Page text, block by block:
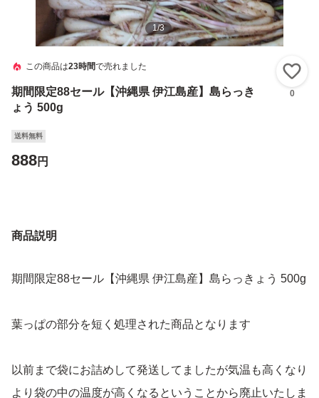
1/3
この商品は23時間で売れました
期間限定88セール【沖縄県 伊江島産】島らっき
ょう 500g
0
送料無料
888円
商品説明
期間限定88セール【沖縄県 伊江島産】島らっきょう 500g
葉っぱの部分を短く処理された商品となります
以前まで袋にお詰めして発送してましたが気温も高くなり
より袋の中の温度が高くなるということから廃止いたしま